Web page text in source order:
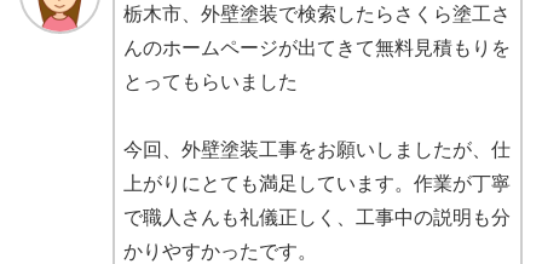
栃木市、外壁塗装で検索したらさくら塗工さ
んのホームページが出てきて無料見積もりを
とってもらいました
今回、外壁塗装工事をお願いしましたが、仕
上がりにとても満足しています。作業が丁寧
で職人さんも礼儀正しく、工事中の説明も分
かりやすかったです。